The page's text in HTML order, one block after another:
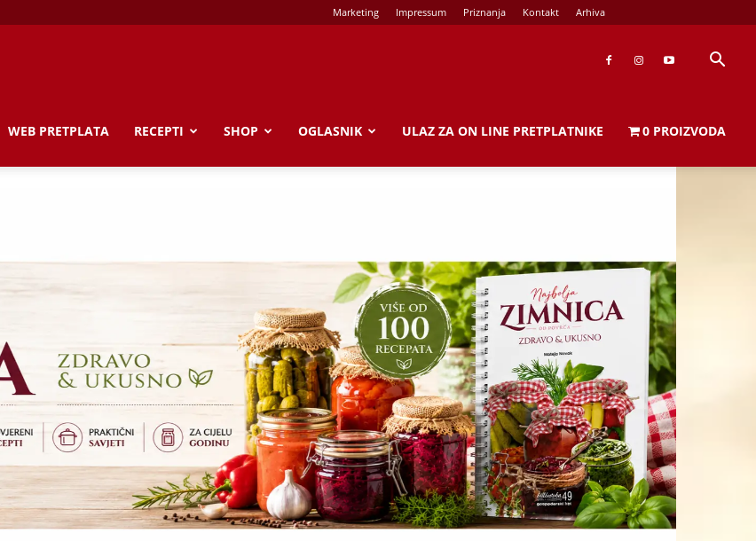
Marketing Impressum Priznanja Kontakt Arhiva
WEB PRETPLATA RECEPTI SHOP OGLASNIK ULAZ ZA ON LINE PRETPLATNIKE 0 PROIZVODA